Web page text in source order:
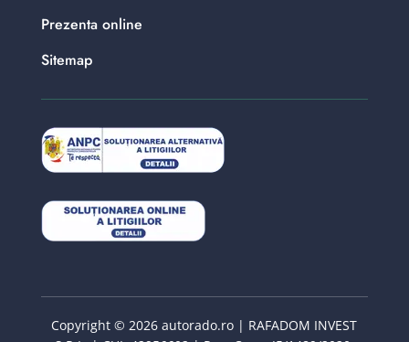
Prezenta online
Sitemap
Copyright © 2026 autorado.ro | RAFADOM INVEST